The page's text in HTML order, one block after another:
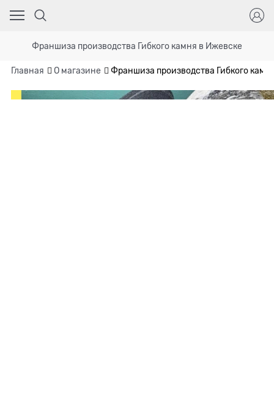
Франшиза производства Гибкого камня в Ижевске
Главная О магазине Франшиза производства Гибкого